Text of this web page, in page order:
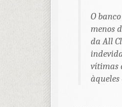
O
menos
da All
vítimas